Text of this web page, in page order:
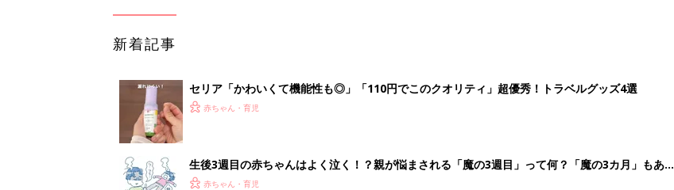
新着記事
セリア「かわいくて機能性も◎」「110円でこのクオリティ」超優秀！トラベルグッズ4選
赤ちゃん・育児
生後3週目の赤ちゃんはよく泣く！？親が悩まされる「魔の3週目」って何？「魔の3カ月」もある
って本当？【専門家】
赤ちゃん・育児